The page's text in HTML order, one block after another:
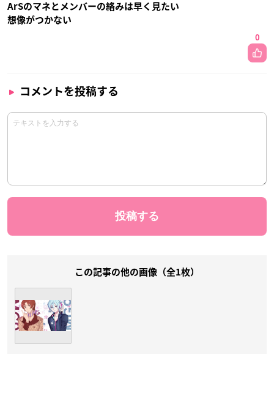
ArSのマネとメンバーの絡みは早く見たい
想像がつかない
0
コメントを投稿する
この記事の他の画像（全1枚）